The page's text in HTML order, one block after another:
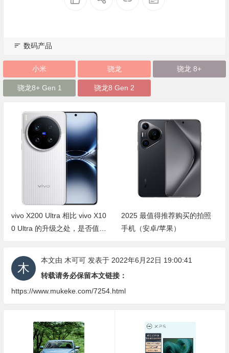
数码产品
小米 骁龙 骁龙 8+
骁龙8+ Gen 1 骁龙8 Gen 2
vivo X200 Ultra 相比 vivo X10
0 Ultra 的升级之处，是否值得
2025 最值得推荐购买的拍照
手机（安卓/苹果）
本文由 木可可发表于 2022年6月22日 19:00:41
转载请务必保留本文链接：
https://www.mukeke.com/7254.html